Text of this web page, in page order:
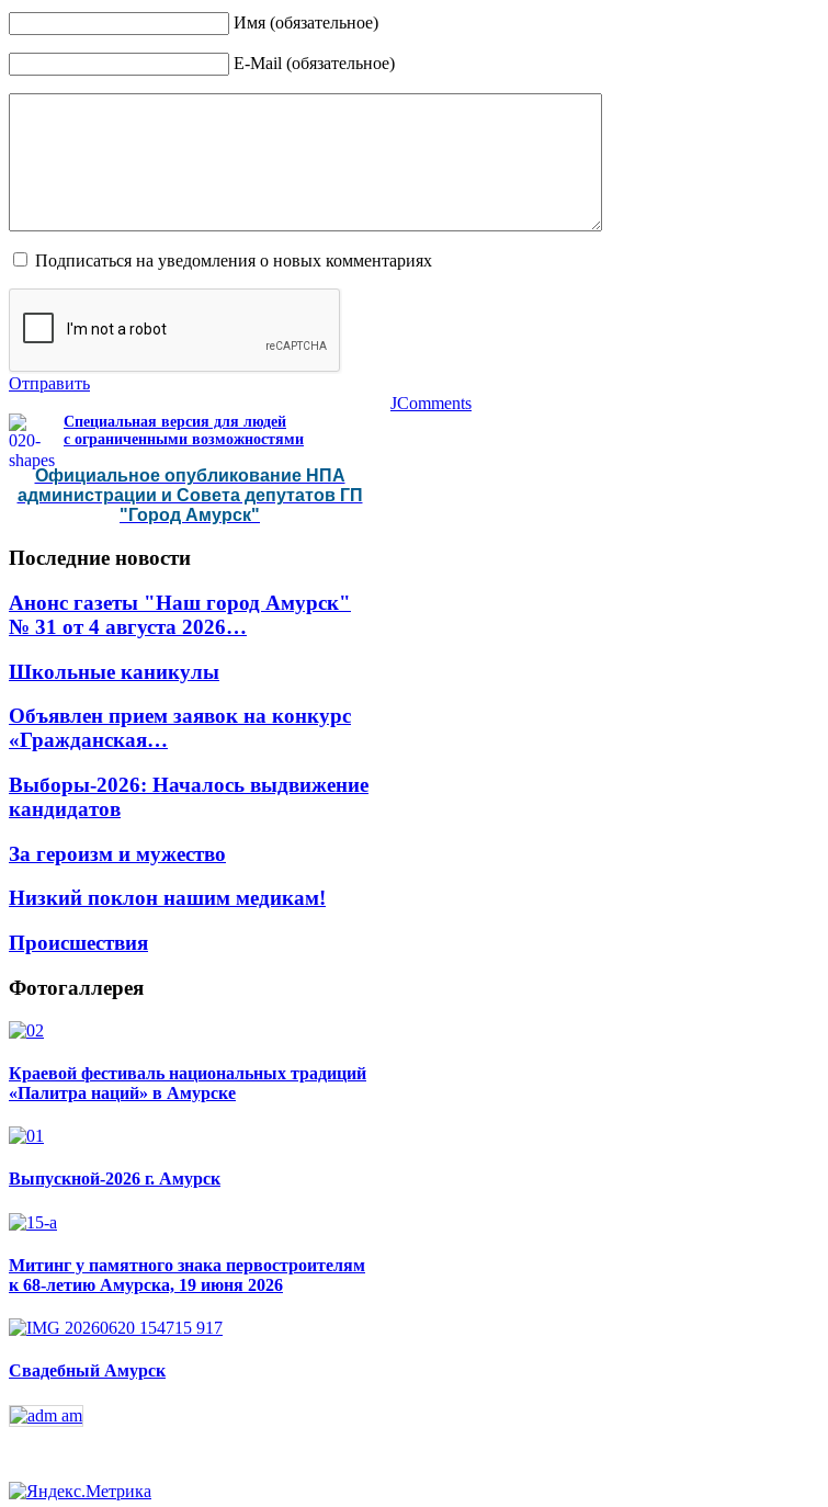
Имя (обязательное)
E-Mail (обязательное)
Подписаться на уведомления о новых комментариях
Отправить
JComments
Специальная версия для людей
с ограниченными возможностями
Официальное опубликование НПА
администрации и Совета депутатов ГП
"Город Амурск"
Последние новости
Анонс газеты "Наш город Амурск"
№ 31 от 4 августа 2026…
Школьные каникулы
Объявлен прием заявок на конкурс
«Гражданская…
Выборы-2026: Началось выдвижение
кандидатов
За героизм и мужество
Низкий поклон нашим медикам!
Происшествия
Фотогаллерея
Краевой фестиваль национальных традиций
«Палитра наций» в Амурске
Выпускной-2026 г. Амурск
Митинг у памятного знака первостроителям
к 68-летию Амурска, 19 июня 2026
Свадебный Амурск